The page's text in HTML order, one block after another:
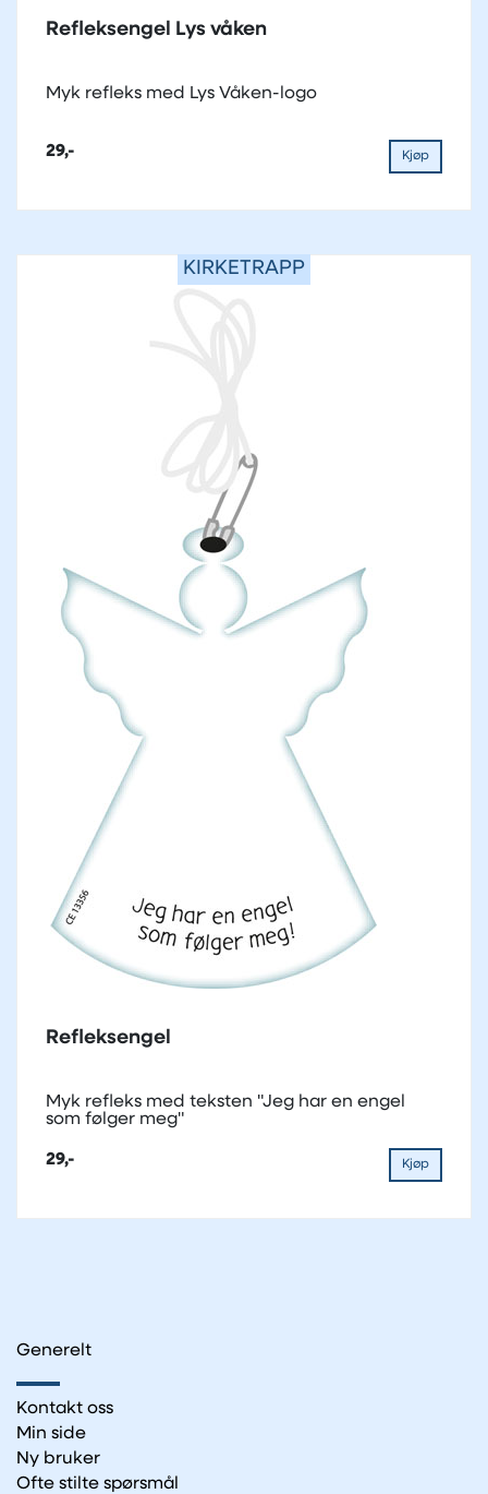
Refleksengel Lys våken
Myk refleks med Lys Våken-logo
29,- Kjøp
KIRKETRAPP
Refleksengel
Myk refleks med teksten "Jeg har en engel
som følger meg"
29,- Kjøp
Generelt
Kontakt oss
Min side
Ny bruker
Ofte stilte spørsmål